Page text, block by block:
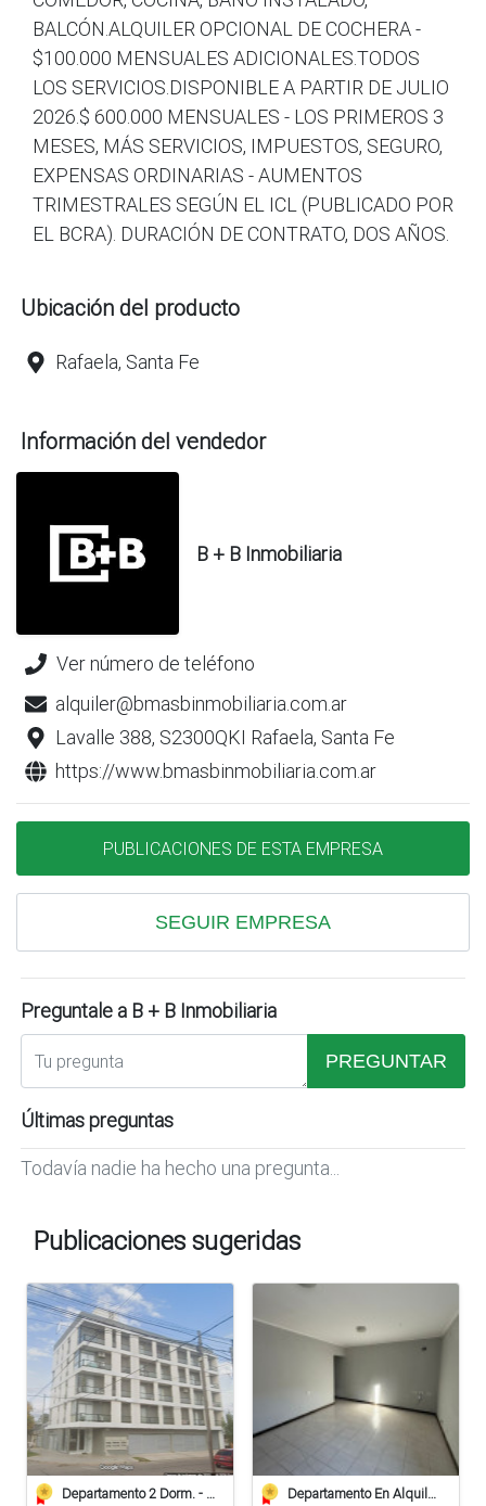
BALCÓN.ALQUILER OPCIONAL DE COCHERA -
$100.000 MENSUALES ADICIONALES.TODOS
LOS SERVICIOS.DISPONIBLE A PARTIR DE JULIO
2026.$ 600.000 MENSUALES - LOS PRIMEROS 3
MESES, MÁS SERVICIOS, IMPUESTOS, SEGURO,
EXPENSAS ORDINARIAS - AUMENTOS
TRIMESTRALES SEGÚN EL ICL (PUBLICADO POR
EL BCRA). DURACIÓN DE CONTRATO, DOS AÑOS.
Ubicación del producto
Rafaela, Santa Fe
Información del vendedor
B + B Inmobiliaria
Ver número de teléfono
alquiler@bmasbinmobiliaria.com.ar
Lavalle 388, S2300QKI Rafaela, Santa Fe
https://www.bmasbinmobiliaria.com.ar
PUBLICACIONES DE ESTA EMPRESA
SEGUIR EMPRESA
Preguntale a B + B Inmobiliaria
PREGUNTAR
Últimas preguntas
Todavía nadie ha hecho una pregunta...
Publicaciones sugeridas
Departamento 2 Dorm. - Excelente Ubicación - Live Departamento En Alquiler – Rincón Nº 755